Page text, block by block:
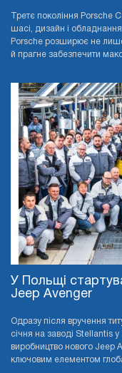
Третє покоління Porsche
шасі, дизайн і
Porsche розширює не
й прагне забезпечити
У Польщі
Jeep Avenger
Одразу після вручення
січня на заводі Stellantis
виробництво нового Jeep
ключовим елементом